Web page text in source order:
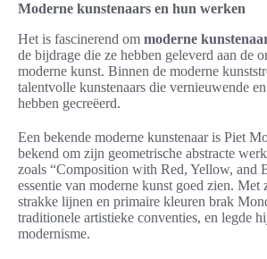
Moderne kunstenaars en hun werken
Het is fascinerend om moderne
de bijdrage die ze hebben geleverd aan de
moderne kunst. Binnen de moderne
talentvolle kunstenaars die vernieuwende
hebben gecreëerd.
Een bekende moderne kunstenaar is Piet
bekend om zijn geometrische abstracte
zoals “Composition with Red, Yellow, and
essentie van moderne kunst goed zien. Met
strakke lijnen en primaire kleuren brak
traditionele artistieke conventies, en legde
modernisme.